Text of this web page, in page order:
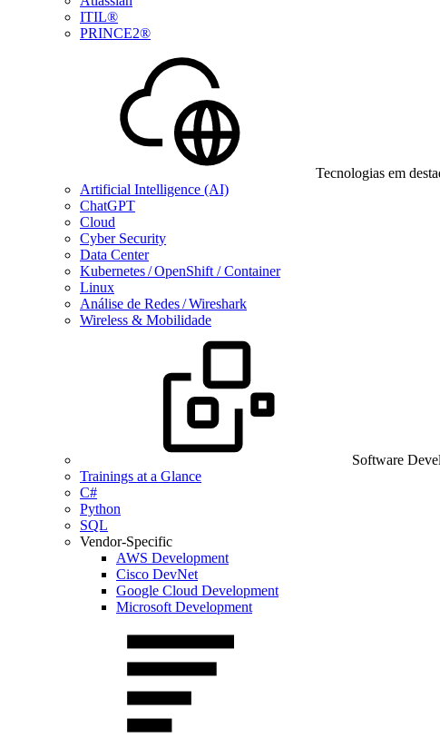
ITIL®
PRINCE2®
Tecnologias em
Artificial Intelligence (AI)
ChatGPT
Cloud
Cyber Security
Data Center
Kubernetes / OpenShift / Container
Linux
Análise de Redes / Wireshark
Wireless & Mobilidade
Software
Trainings at a Glance
C#
Python
SQL
Vendor-Specific
AWS Development
Cisco DevNet
Google Cloud Development
Microsoft Development